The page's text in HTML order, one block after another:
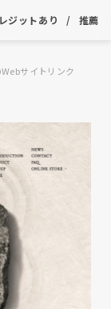
ジットあり 推薦
サイトリンク